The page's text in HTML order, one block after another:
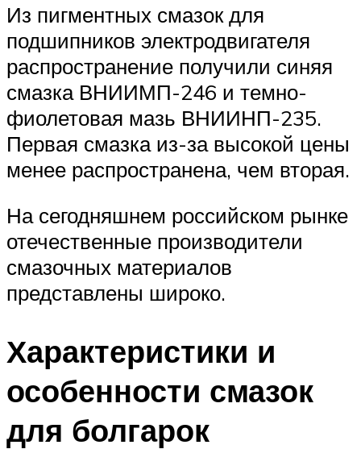
Из пигментных смазок для
подшипников электродвигателя
распространение получили синяя
смазка ВНИИМП-246 и темно-
фиолетовая мазь ВНИИНП-235.
Первая смазка из-за высокой цены
менее распространена, чем вторая.
На сегодняшнем российском рынке
отечественные производители
смазочных материалов
представлены широко.
Характеристики и
особенности смазок
для болгарок